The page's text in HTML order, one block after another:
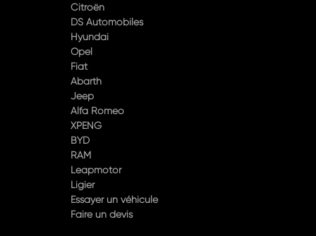
Citroën
DS Automobiles
Hyundai
Opel
Fiat
Abarth
Jeep
Alfa Romeo
XPENG
BYD
RAM
Leapmotor
Ligier
Essayer un véhicule
Faire un devis